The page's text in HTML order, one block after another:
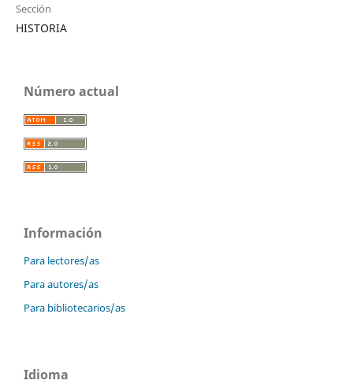
Sección
HISTORIA
Número actual
Información
Para lectores/as
Para autores/as
Para bibliotecarios/as
Idioma